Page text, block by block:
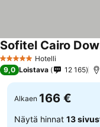
5 Tähtiluokitus
Hotelli
Sofitel Cairo
9,0 Loistava 12 165
Alkaen 166 €
Näytä hinnat 13